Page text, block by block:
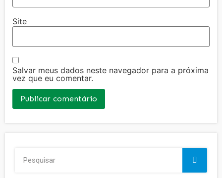
Site
Salvar meus dados neste navegador para a próxima
vez que eu comentar.